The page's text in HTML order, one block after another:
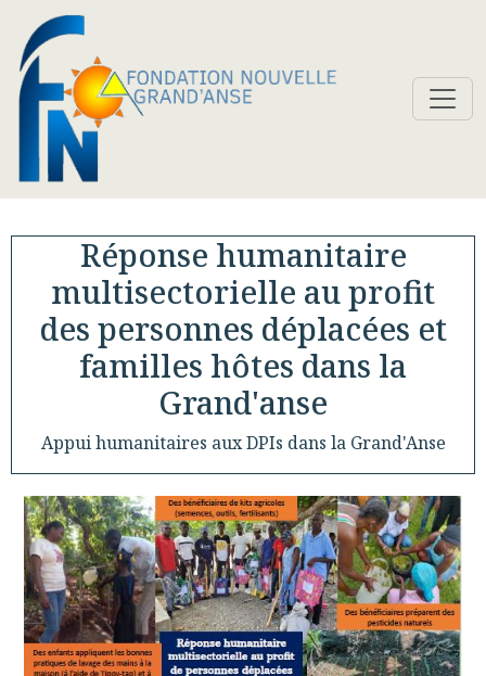
Réponse humanitaire
multisectorielle au profit
des personnes déplacées et
familles hôtes dans la
Grand'anse
Appui humanitaires aux DPIs dans la Grand'Anse